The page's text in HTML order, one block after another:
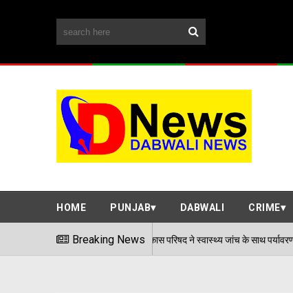
HOME PUNJAB DABWALI CRIME
Breaking News
भारत विकास परिषद ने स्वास्थ्य जांच के साथ पर्यावरण संरक्षण का संदेश